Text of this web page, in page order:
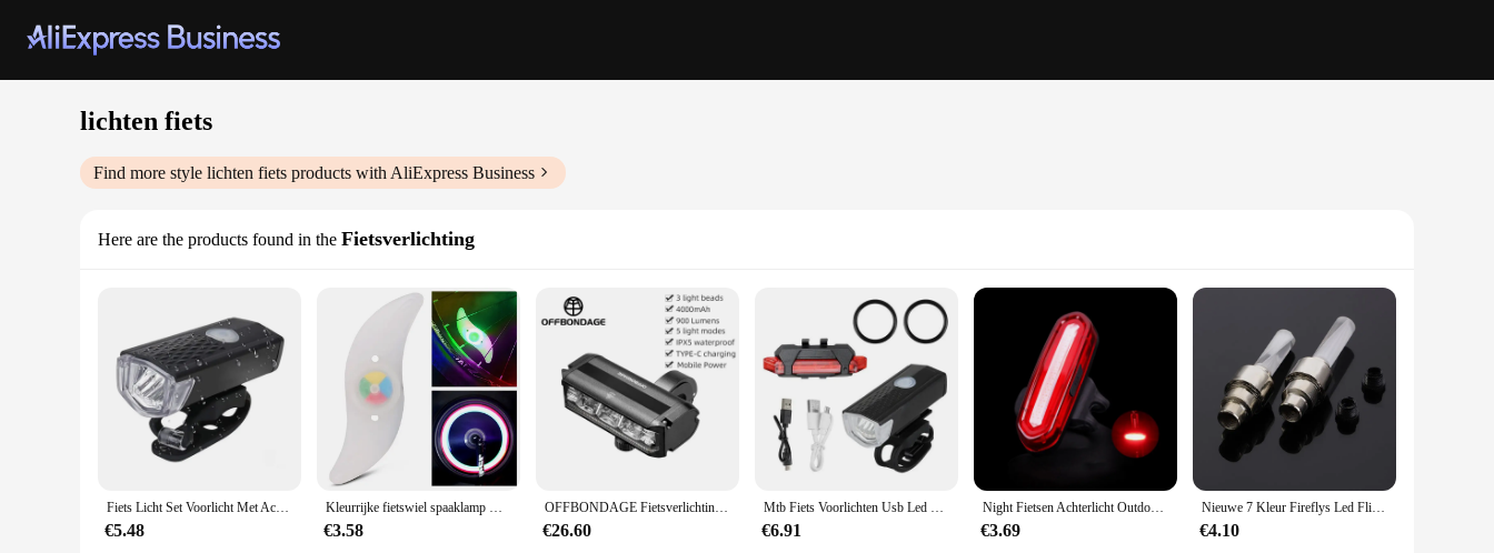
lichten fiets
Find more style lichten fiets products with AliExpress Business
Here are the products found in the Fietsverlichting
Fiets Licht Set Voorlicht Met Achterlicht Usb Oplaadbare Eenvoudig Te Installeren 3 Modi Fiets Accessoires Voor De Fiets Weg Mtb
€5.48
Kleurrijke fietswiel spaaklamp waterdicht mtb balance fiets licht led band flash lichten waarschuwing fietslamp
€3.58
OFFBONDAGE Fietsverlichting Voor 900Lumen Bike Light 2000mAh Waterdichte Zaklamp USB Opladen MTB Weg Fietslamp
€26.60
Mtb Fiets Voorlichten Usb Led Oplaadbare Waterdichte Mountainbike Koplamp Fiets Waarschuwing Licht Fietsen Accessoires
€6.91
Night Fietsen Achterlicht Outdoor Hoogtepunt Usb Opladen Enkel Licht Mountainbike Led Waarschuwingslampje Staart Fiets Accessoires
€3.69
Nieuwe 7 Kleur Fireflys Led Flitslicht Lamp Nachtfiets Autoband Wiel Ventiel Doppen Band Decoratie Led Licht
€4.10